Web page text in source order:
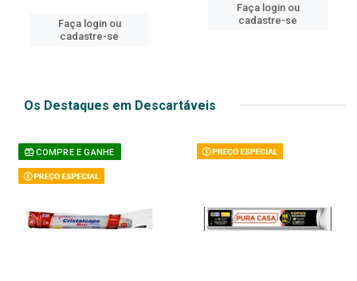
Faça login ou
cadastre-se
Faça login ou
cadastre-se
Os Destaques em Descartáveis
COMPRE E GANHE